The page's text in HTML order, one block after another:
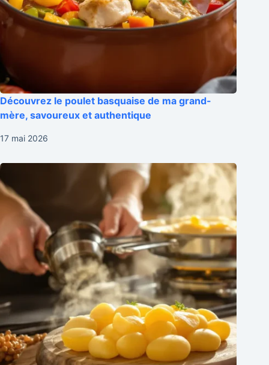
Découvrez le poulet basquaise de ma grand-
mère, savoureux et authentique
17 mai 2026